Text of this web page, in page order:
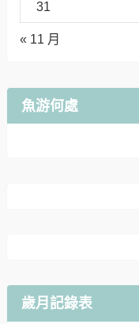
31
« 11 月
魚游何處
歲月記錄表